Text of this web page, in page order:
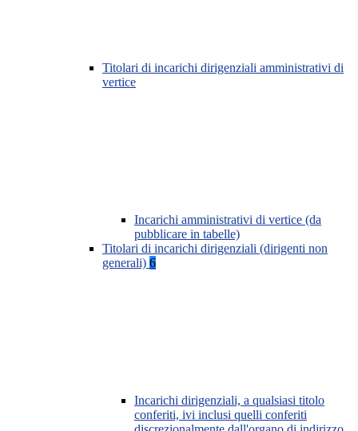
Titolari di incarichi dirigenziali amministrativi di
vertice
Incarichi amministrativi di vertice (da
pubblicare in tabelle)
Titolari di incarichi dirigenziali (dirigenti non
generali) 6
Incarichi dirigenziali, a qualsiasi titolo
conferiti, ivi inclusi quelli conferiti